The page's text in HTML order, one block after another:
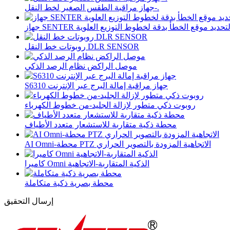
جهاز مراقبة الطقس الصغير لخط النقل-.
جهاز SENTER لتحديد موقع الخطأ بدقة لخطوط التوزيع العلوية
روبوتات خط النقل DLR SENSOR
موصل الراكض نظام الرصد الذكي
S6310 جهاز مراقبة إمالة البرج عبر الإنترنت
روبوت ذكي متطور لإزالة الجليد-من خطوط الكهرباء
محطة ذكية متقاربة للاستشعار متعدد الأطياف
AI Omni-محطة PTZ الاتجاهية المزودة بالتصوير الحراري
كاميرا Omni الذكية المتقاربة-الاتجاهية
محطة بصرية ذكية متكاملة
إرسال التحقيق